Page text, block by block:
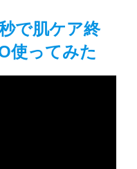
で肌ケア終
使ってみた